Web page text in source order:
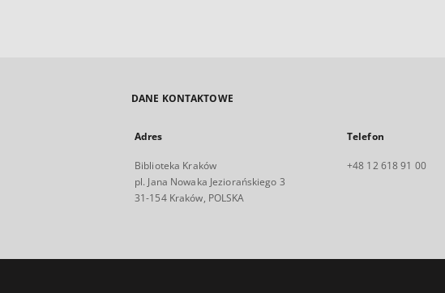
DANE KONTAKTOWE
Adres
Biblioteka Kraków
pl. Jana Nowaka Jeziorańskiego 3
31-154 Kraków, POLSKA
Telefon
+48 12 618 91 00